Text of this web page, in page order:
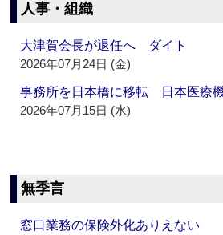
人事・組織
大津賀会長が退任へ ダイト
2026年07月24日 (金)
事務所を日本橋に移転 日本医療
2026年07月15日 (水)
無季言
窓口業務の保険外化ありえない